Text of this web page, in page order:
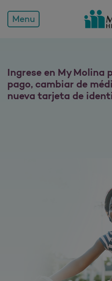
Miembros
Menu
Ingrese en My Molina
pago, cambiar de
nueva tarjeta de